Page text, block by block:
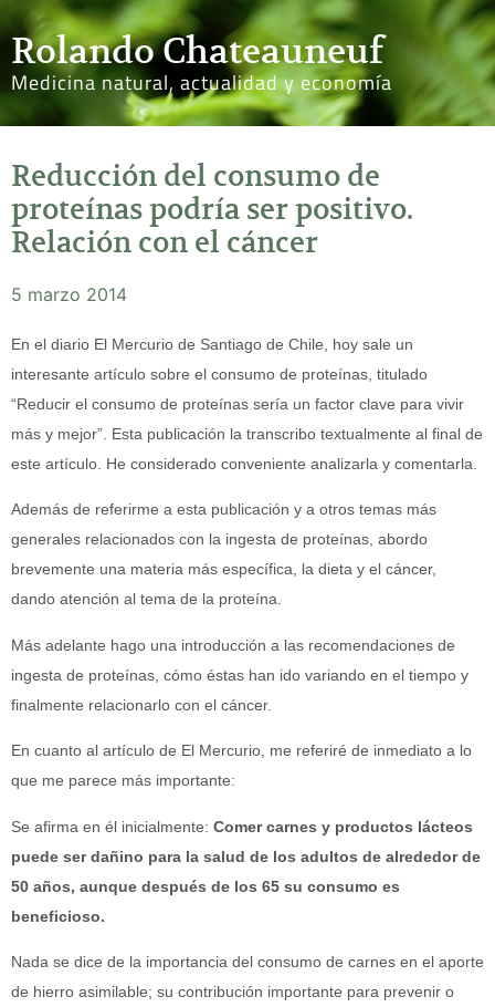
Rolando Chateauneuf
Medicina natural, actualidad y economía
Reducción del consumo de
proteínas podría ser positivo.
Relación con el cáncer
5 marzo 2014
En el diario El Mercurio de Santiago de Chile, hoy sale un
interesante artículo sobre el consumo de proteínas, titulado
“Reducir el consumo de proteínas sería un factor clave para vivir
más y mejor”. Esta publicación la transcribo textualmente al final de
este artículo. He considerado conveniente analizarla y comentarla.
Además de referirme a esta publicación y a otros temas más
generales relacionados con la ingesta de proteínas, abordo
brevemente una materia más específica, la dieta y el cáncer,
dando atención al tema de la proteína.
Más adelante hago una introducción a las recomendaciones de
ingesta de proteínas, cómo éstas han ido variando en el tiempo y
finalmente relacionarlo con el cáncer.
En cuanto al artículo de El Mercurio, me referiré de inmediato a lo
que me parece más importante:
Se afirma en él inicialmente: Comer carnes y productos lácteos
puede ser dañino para la salud de los adultos de alrededor de
50 años, aunque después de los 65 su consumo es
beneficioso.
Nada se dice de la importancia del consumo de carnes en el aporte
de hierro asimilable; su contribución importante para prevenir o